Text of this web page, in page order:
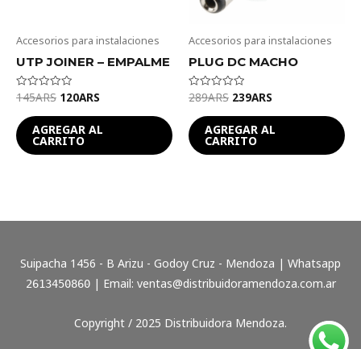
Accesorios para instalaciones
UTP JOINER – EMPALME
Valorado
de
5
145ARS 120ARS
AGREGAR AL
CARRITO
Accesorios para instalaciones
PLUG DC MACHO
Valorado
de
5
289ARS 239ARS
AGREGAR AL
CARRITO
Suipacha 1456 - B Arizu - Godoy Cruz - Mendoza | Whatsapp
2613450860| Email: ventas@distribuidoramendoza.com.ar
Copyright / 2025 Distribuidora Mendoza.